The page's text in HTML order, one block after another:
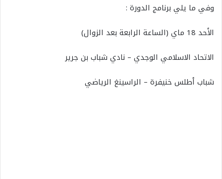
وفي ما يلي برنامج الدورة :
الأحد 18 ماي (الساعة الرابعة بعد الزوال)
الاتحاد الاسلامي الوجدي – نادي شباب بن جرير
شباب أطلس خنيفرة – الراسينغ الرياضي